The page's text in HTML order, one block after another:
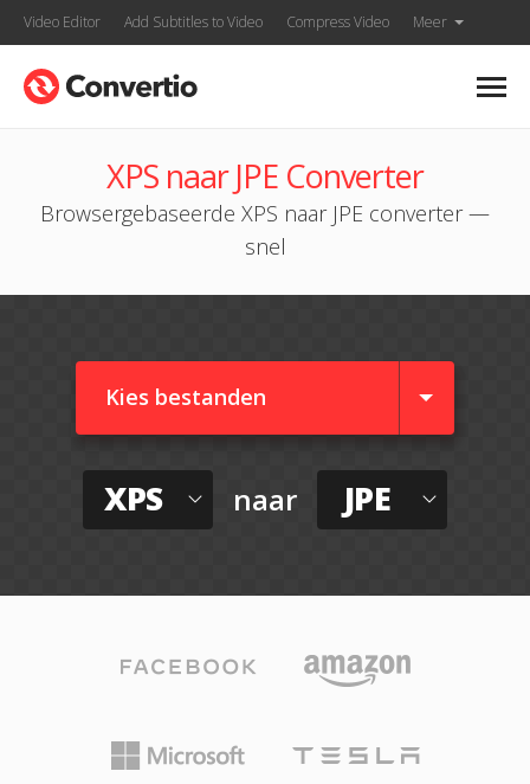
Video Editor Add Subtitles to Video Compress Video Meer
XPS naar JPE Converter
Browsergebaseerde XPS naar JPE converter —
snel
Kies bestanden
XPS naar JPE